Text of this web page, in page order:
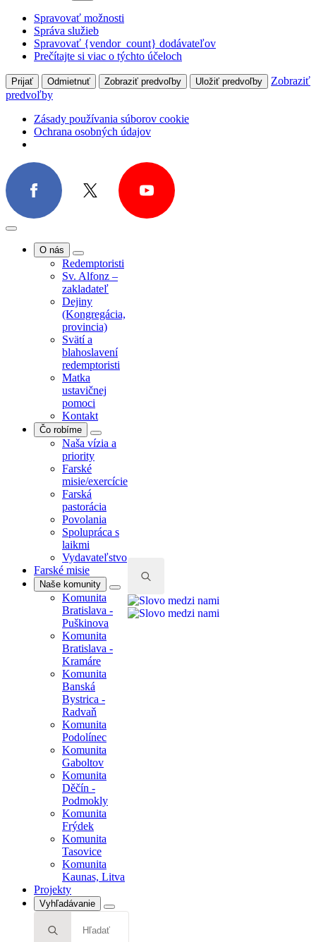
Spravovať možnosti
Správa služieb
Spravovať {vendor_count} dodávateľov
Prečítajte si viac o týchto účeloch
Prijať Odmietnuť Zobraziť predvoľby Uložiť predvoľby
Zobraziť
predvoľby
Zásady používania súborov cookie
Ochrana osobných údajov
O nás
Redemptoristi
Sv. Alfonz –
zakladateľ
Dejiny
(Kongregácia,
provincia)
Svätí a
blahoslavení
redemptoristi
Matka
ustavičnej
pomoci
Kontakt
Čo robíme
Naša vízia a
priority
Farské
misie/exercície
Farská
pastorácia
Povolania
Spolupráca s
laikmi
Vydavateľstvo
Farské misie
Naše komunity
Komunita
Bratislava -
Puškinova
Komunita
Bratislava -
Kramáre
Komunita
Banská
Bystrica -
Radvaň
Komunita
Podolínec
Komunita
Gaboltov
Komunita
Děčín -
Podmokly
Komunita
Frýdek
Komunita
Tasovice
Komunita
Kaunas, Litva
Projekty
Vyhľadávanie
for:
Search
for: